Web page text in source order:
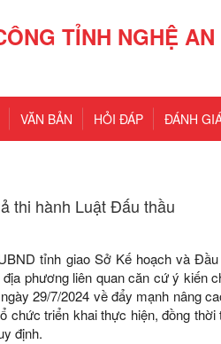
TỈNH NGHỆ AN
VĂN BẢN HỎI ĐÁP ĐÁNH
thi hành Luật Đấu thầu
tỉnh giao Sở Kế hoạch và
phương liên quan căn cứ ý kiến
29/7/2024 về đẩy mạnh nâng
chức triển khai thực hiện, đồng
định.